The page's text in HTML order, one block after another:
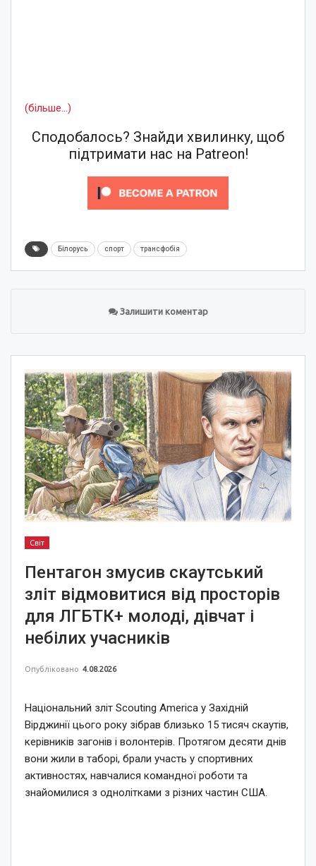
(більше…)
Сподобалось? Знайди хвилинку, щоб
підтримати нас на Patreon!
Білорусь спорт трансфобія
Залишити коментар
Світ
Пентагон змусив скаутський
зліт відмовитися від просторів
для ЛГБТК+ молоді, дівчат і
небілих учасників
Опубліковано 4.08.2026
Національний зліт Scouting America у Західній
Вірджинії цього року зібрав близько 15 тисяч скаутів,
керівників загонів і волонтерів. Протягом десяти днів
вони жили в таборі, брали участь у спортивних
активностях, навчалися командної роботи та
знайомилися з однолітками з різних частин США.